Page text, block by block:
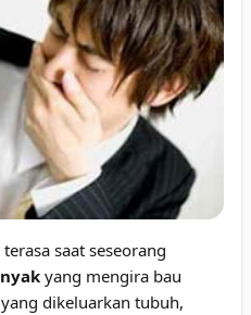
saat seseorang
yang mengira bau
dikeluarkan tubuh,